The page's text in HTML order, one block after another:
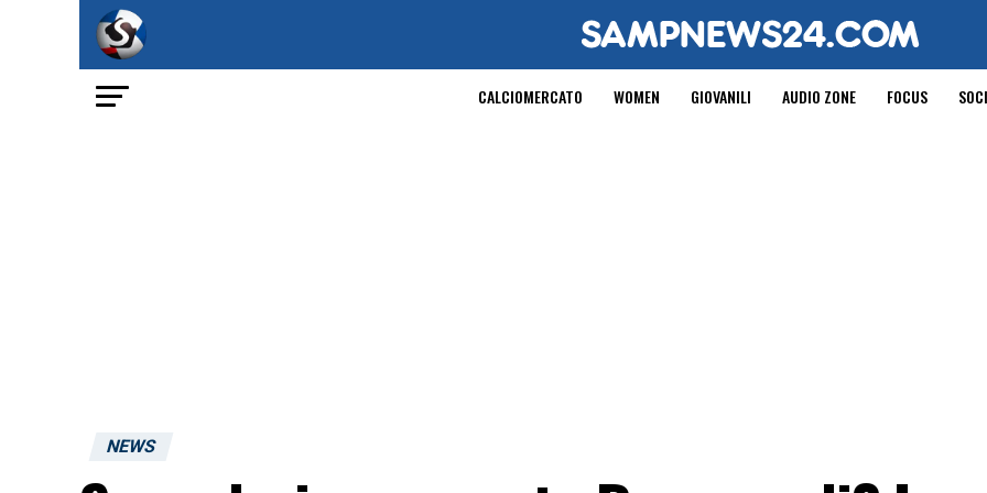
CALCIOMERCATO WOMEN GIOVANILI AUDIO ZONE FOCUS
NEWS